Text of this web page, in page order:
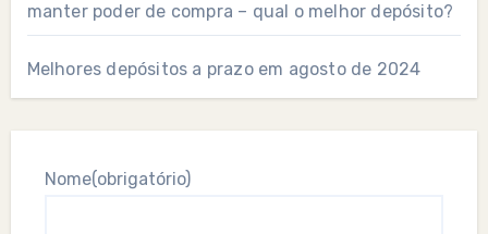
manter poder de compra – qual o melhor depósito?
Melhores depósitos a prazo em agosto de 2024
Nome(obrigatório)